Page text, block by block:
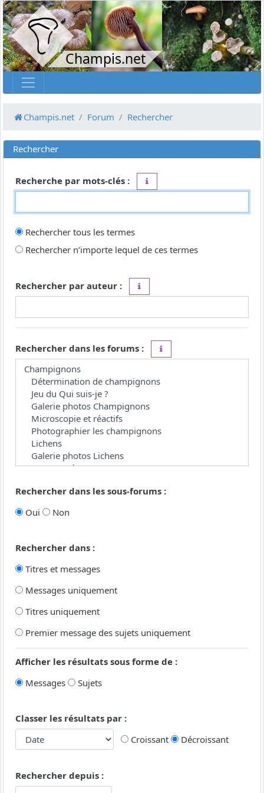
Champis.net
Champis.net Forum Rechercher
Rechercher
Recherche par mots-clés :
Rechercher tous les termes
Rechercher n’importe lequel de ces termes
Rechercher par auteur :
Rechercher dans les forums :
Rechercher dans les sous-forums :
Oui
Non
Rechercher dans :
Titres et messages
Messages uniquement
Titres uniquement
Premier message des sujets uniquement
Afficher les résultats sous forme de :
Messages
Sujets
Classer les résultats par :
Croissant
Décroissant
Rechercher depuis :